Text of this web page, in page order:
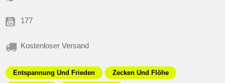
177
Kostenloser Versand
Entspannung Und Frieden
Zecken Und Flöhe